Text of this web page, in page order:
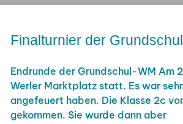
Finalturnier der
Endrunde der Grundschul-WM Am
Werler Marktplatz statt. Es war
angefeuert haben. Die Klasse 2c
gekommen. Sie wurde dann aber